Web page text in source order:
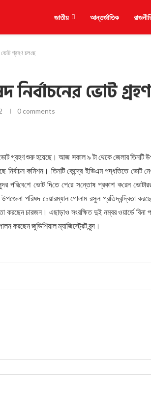
জাতীয় আন্তর্জাতিক
ভোট গ্রহণ চল‌ছে
নির্বাচনের ভোট
0 comments
ভোট গ্রহণ শুরু হয়েছে। আজ সকাল ৯ টা থেকে জেলার তিনটি
নির্বাচন কমিশন। তিনটি কেন্দ্রে ইভিএম পদ্ধতিতে ভোট
ভোট দি‌তে পে‌রে স‌ন্তোষ প্রকাশ ক‌রেন
পরিষদ চেয়ারম্যান গোলাম রসুল প্রতিদ্বন্দ্বিতা
চারজন। এছাড়াও সংরক্ষিত দুই নম্বর ওয়ার্ডে বিনা
করছেন জুডিশিয়াল ম্যাজিস্ট্রেট বৃন্দ।